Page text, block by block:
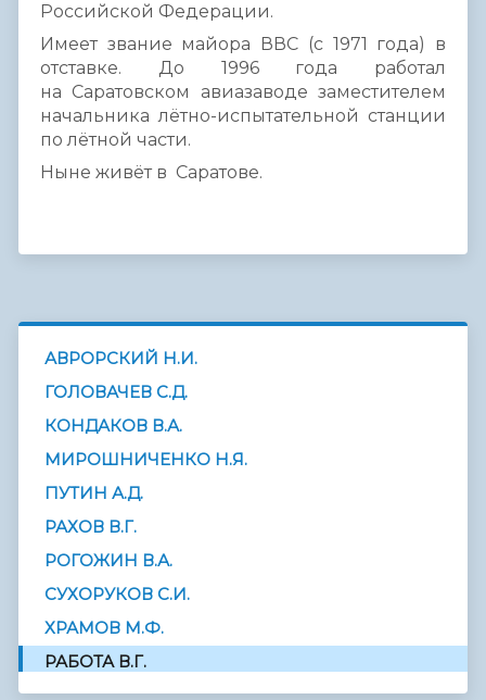
Российской Федерации.
Имеет звание майора ВВС (с 1971 года) в
отставке. До 1996 года работал
на Саратовском авиазаводе заместителем
начальника лётно-испытательной станции
по лётной части.
Ныне живёт в Саратове.
АВРОРСКИЙ Н.И.
ГОЛОВАЧЕВ С.Д.
КОНДАКОВ В.А.
МИРОШНИЧЕНКО Н.Я.
ПУТИН А.Д.
РАХОВ В.Г.
РОГОЖИН В.А.
СУХОРУКОВ С.И.
ХРАМОВ М.Ф.
РАБОТА В.Г.